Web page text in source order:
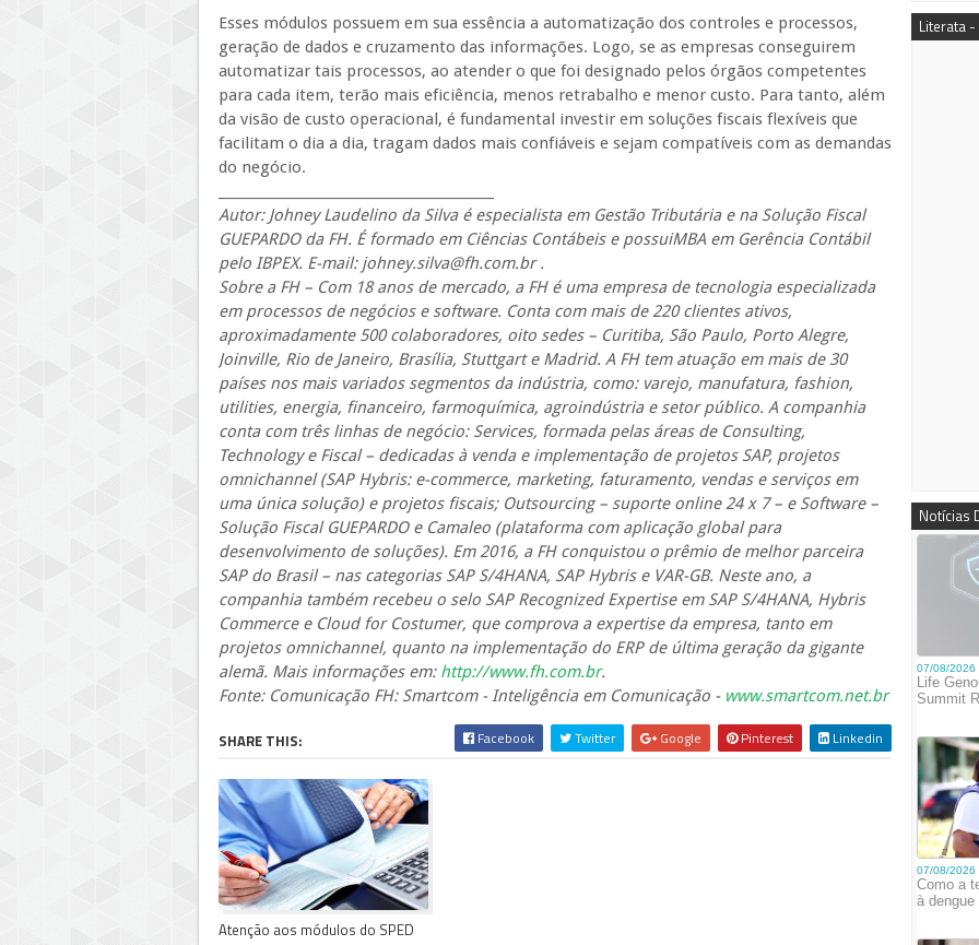
Esses módulos possuem em sua essência a automatização dos controles e processos,
geração de dados e cruzamento das informações. Logo, se as empresas conseguirem
automatizar tais processos, ao atender o que foi designado pelos órgãos competentes
para cada item, terão mais eficiência, menos retrabalho e menor custo. Para tanto, além
da visão de custo operacional, é fundamental investir em soluções fiscais flexíveis que
facilitam o dia a dia, tragam dados mais confiáveis e sejam compatíveis com as demandas
do negócio.
Autor: Johney Laudelino da Silva é especialista em Gestão Tributária e na Solução Fiscal
GUEPARDO da FH. É formado em Ciências Contábeis e possuiMBA em Gerência Contábil
pelo IBPEX. E-mail: johney.silva@fh.com.br .
Sobre a FH – Com 18 anos de mercado, a FH é uma empresa de tecnologia especializada
em processos de negócios e software. Conta com mais de 220 clientes ativos,
aproximadamente 500 colaboradores, oito sedes – Curitiba, São Paulo, Porto Alegre,
Joinville, Rio de Janeiro, Brasília, Stuttgart e Madrid. A FH tem atuação em mais de 30
países nos mais variados segmentos da indústria, como: varejo, manufatura, fashion,
utilities, energia, financeiro, farmoquímica, agroindústria e setor público. A companhia
conta com três linhas de negócio: Services, formada pelas áreas de Consulting,
Technology e Fiscal – dedicadas à venda e implementação de projetos SAP, projetos
omnichannel (SAP Hybris: e-commerce, marketing, faturamento, vendas e serviços em
uma única solução) e projetos fiscais; Outsourcing – suporte online 24 x 7 – e Software –
Solução Fiscal GUEPARDO e Camaleo (plataforma com aplicação global para
desenvolvimento de soluções). Em 2016, a FH conquistou o prêmio de melhor parceira
SAP do Brasil – nas categorias SAP S/4HANA, SAP Hybris e VAR-GB. Neste ano, a
companhia também recebeu o selo SAP Recognized Expertise em SAP S/4HANA, Hybris
Commerce e Cloud for Costumer, que comprova a expertise da empresa, tanto em
projetos omnichannel, quanto na implementação do ERP de última geração da gigante
alemã. Mais informações em: http://www.fh.com.br.
Fonte: Comunicação FH: Smartcom - Inteligência em Comunicação - www.smartcom.net.br
SHARE THIS: Facebook Twitter Google Pinterest Linkedin
Atenção aos módulos do SPED
Literata
Notícias